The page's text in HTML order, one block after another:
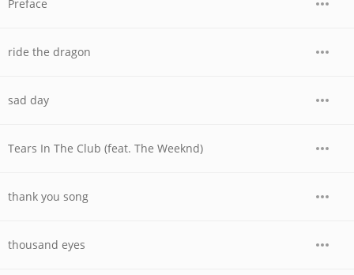
Preface
ride the dragon
sad day
Tears In The Club (feat. The Weeknd)
thank you song
thousand eyes